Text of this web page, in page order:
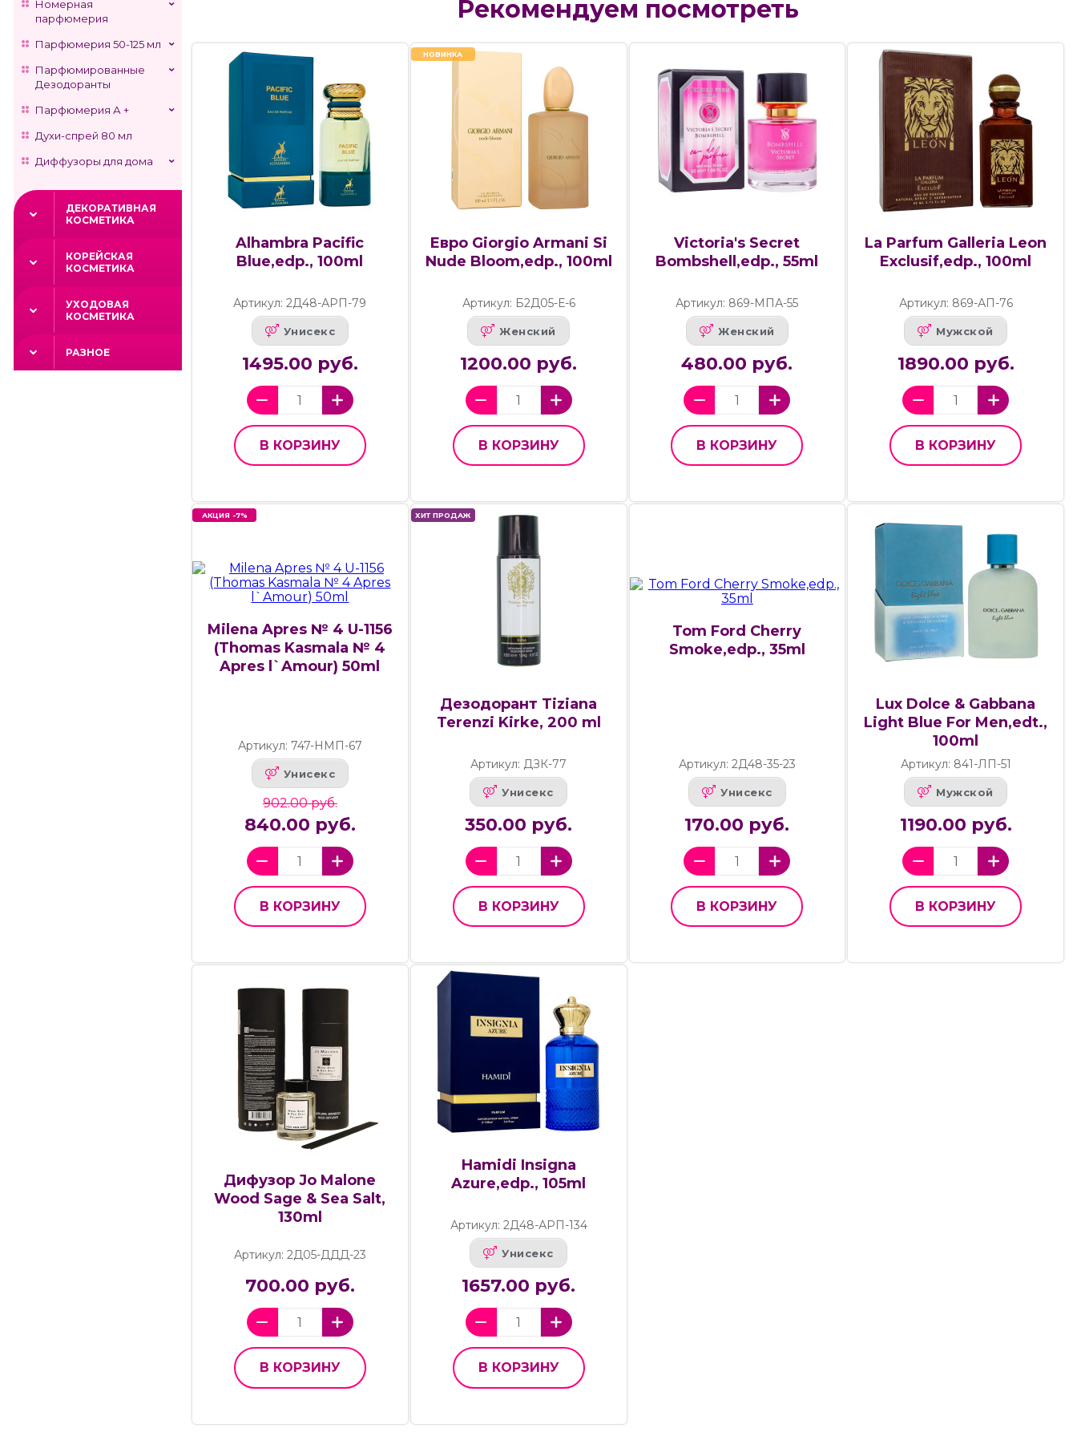
Номерная
парфюмерия
Парфюмерия 50-125 мл
Парфюмированные
Дезодоранты
Парфюмерия А +
Духи-спрей 80 мл
Диффузоры для дома
ДЕКОРАТИВНАЯ
КОСМЕТИКА
КОРЕЙСКАЯ
КОСМЕТИКА
УХОДОВАЯ
КОСМЕТИКА
РАЗНОЕ
Рекомендуем посмотреть
Alhambra Pacific
Blue,edp., 100ml
Артикул: 2Д48-АРП-79
Унисекс
1495.00 руб.
В КОРЗИНУ
НОВИНКА
Евро Giorgio Armani Si
Nude Bloom,edp., 100ml
Артикул: Б2Д05-Е-6
Женский
1200.00 руб.
В КОРЗИНУ
Victoria's Secret
Bombshell,edp., 55ml
Артикул: 869-МПА-55
Женский
480.00 руб.
В КОРЗИНУ
La Parfum Galleria Leon
Exclusif,edp., 100ml
Артикул: 869-АП-76
Мужской
1890.00 руб.
В КОРЗИНУ
АКЦИЯ -7%
Milena Apres № 4 U-1156
(Thomas Kasmala № 4
Apres l`Amour) 50ml
Артикул: 747-НМП-67
Унисекс
902.00 руб.
840.00 руб.
В КОРЗИНУ
ХИТ ПРОДАЖ
Дезодорант Tiziana
Terenzi Kirke, 200 ml
Артикул: ДЗК-77
Унисекс
350.00 руб.
В КОРЗИНУ
Tom Ford Cherry
Smoke,edp., 35ml
Артикул: 2Д48-35-23
Унисекс
170.00 руб.
В КОРЗИНУ
Lux Dolce & Gabbana
Light Blue For Men,edt.,
100ml
Артикул: 841-ЛП-51
Мужской
1190.00 руб.
В КОРЗИНУ
Дифузор Jo Malone
Wood Sage & Sea Salt,
130ml
Артикул: 2Д05-ДДД-23
700.00 руб.
В КОРЗИНУ
Hamidi Insigna
Azure,edp., 105ml
Артикул: 2Д48-АРП-134
Унисекс
1657.00 руб.
В КОРЗИНУ